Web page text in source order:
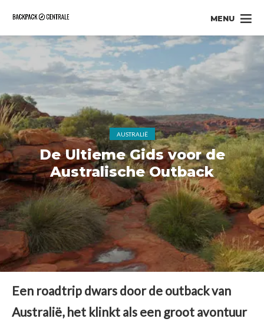
MENU
AUSTRALIË
De Ultieme Gids voor de
Australische Outback
Een roadtrip dwars door de outback van
Australië, het klinkt als een groot avontuur